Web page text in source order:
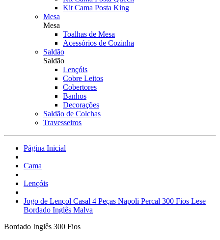
Kit Cama Posta King
Mesa
Mesa
Toalhas de Mesa
Acessórios de Cozinha
Saldão
Saldão
Lençóis
Cobre Leitos
Cobertores
Banhos
Decorações
Saldão de Colchas
Travesseiros
Página Inicial
Cama
Lençóis
Jogo de Lençol Casal 4 Peças Napoli Percal 300 Fios Lese
Bordado Inglês Malva
Bordado Inglês 300 Fios